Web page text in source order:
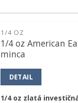
1/4 OZ
1/4 oz American
minca
DETAIL
1/4 oz zlatá